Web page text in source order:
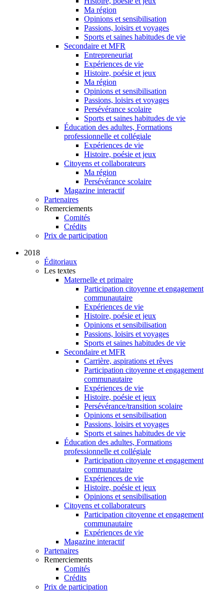
Ma région
Opinions et sensibilisation
Passions, loisirs et voyages
Sports et saines habitudes de vie
Secondaire et MFR
Entrepreneuriat
Expériences de vie
Histoire, poésie et jeux
Ma région
Opinions et sensibilisation
Passions, loisirs et voyages
Persévérance scolaire
Sports et saines habitudes de vie
Éducation des adultes, Formations
professionnelle et collégiale
Expériences de vie
Histoire, poésie et jeux
Citoyens et collaborateurs
Ma région
Persévérance scolaire
Magazine interactif
Partenaires
Remerciements
Comités
Crédits
Prix de participation
2018
Éditoriaux
Les textes
Maternelle et primaire
Participation citoyenne et engagement
communautaire
Expériences de vie
Histoire, poésie et jeux
Opinions et sensibilisation
Passions, loisirs et voyages
Sports et saines habitudes de vie
Secondaire et MFR
Carrière, aspirations et rêves
Participation citoyenne et engagement
communautaire
Expériences de vie
Histoire, poésie et jeux
Persévérance/transition scolaire
Opinions et sensibilisation
Passions, loisirs et voyages
Sports et saines habitudes de vie
Éducation des adultes, Formations
professionnelle et collégiale
Participation citoyenne et engagement
communautaire
Expériences de vie
Histoire, poésie et jeux
Opinions et sensibilisation
Citoyens et collaborateurs
Participation citoyenne et engagement
communautaire
Expériences de vie
Magazine interactif
Partenaires
Remerciements
Comités
Crédits
Prix de participation